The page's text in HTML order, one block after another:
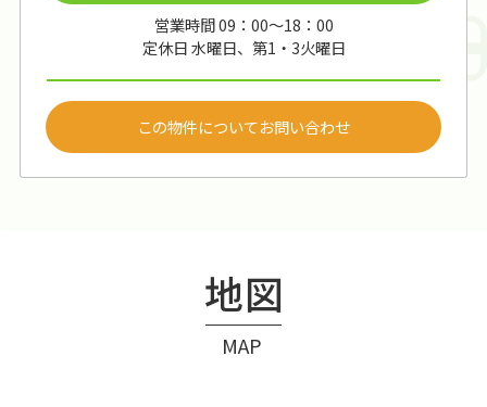
営業時間 09：00～18：00
定休日 水曜日、第1・3火曜日
この物件についてお問い合わせ
地図
MAP